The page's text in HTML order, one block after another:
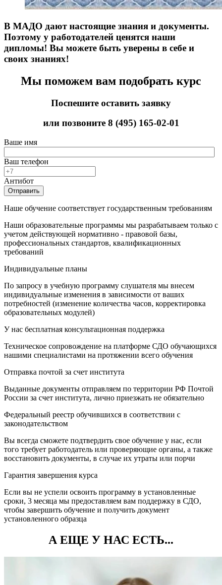
В МАДО дают настоящие знания и документы.
Поэтому у работодателей ценятся наши
дипломы! Вы можете быть уверены в себе и
своих знаниях!
Мы поможем вам подобрать курс
Поспешите оставить заявку
или позвоните 8 (495) 165-02-01
Ваше имя
Ваш телефон
Антибот
Отправить
Наше обучение соответствует государственным требованиям
Наши образовательные программы мы разрабатываем только с
учетом действующей нормативно - правовой базы,
профессиональных стандартов, квалификационных
требований
Индивидуальные планы
По запросу в учебную программу слушателя мы внесем
индивидуальные изменения в зависимости от ваших
потребностей (изменение количества часов, корректировка
образовательных модулей)
У нас бесплатная консультационная поддержка
Техническое сопровождение на платформе СДО обучающихся
нашими специалистами на протяжении всего обучения
Отправка почтой за счет института
Выданные документы отправляем по территории РФ Почтой
России за счет института, лично приезжать не обязательно
Федеральный реестр обучившихся в соответствии с
законодательством
Вы всегда сможете подтвердить свое обучение у нас, если
того требует работодатель или проверяющие органы, а также
восстановить документы, в случае их утраты или порчи
Гарантия завершения курса
Если вы не успели освоить программу в установленные
сроки, 3 месяца мы предоставляем вам поддержку в СДО,
чтобы завершить обучение и получить документ
установленного образца
А ЕЩЕ У НАС ЕСТЬ...